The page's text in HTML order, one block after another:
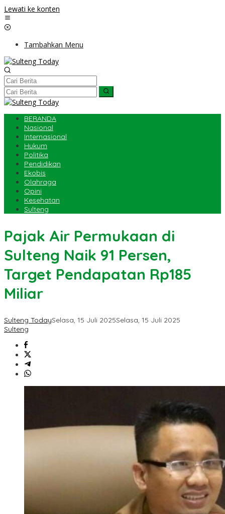
Lewati ke konten
Tambahkan Menu
BERANDA
Nasional
Internasional
Hukum
Politika
Pendidikan
Ekobis
Olahraga
Opini
Kesehatan
Sulteng
Pajak Air Permukaan di
Sulteng Naik 91 Persen,
Target Pendapatan Rp185
Miliar
Sulteng TodaySelasa, 15 Juli 2025Selasa, 15 Juli 2025
Sulteng